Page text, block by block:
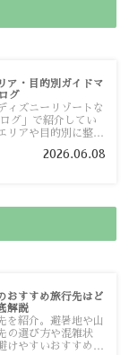
ア・目的別ガイドマ
グ
ィズニーリゾートな
グ」で紹介してい
リアや目的別に整理
見つけていただけま
2026.06.08
おすすめ旅行先はど
解説
を紹介。避暑地や山
の選び方や混雑状
けやすいおすすめス